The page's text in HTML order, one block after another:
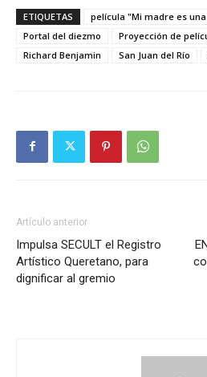
ETIQUETAS
película "Mi madre es
Portal del diezmo
Proyección de
Richard Benjamin
San Juan del Río
Artículo anterior
Impulsa SECULT el Registro
Artístico Queretano, para
dignificar al gremio